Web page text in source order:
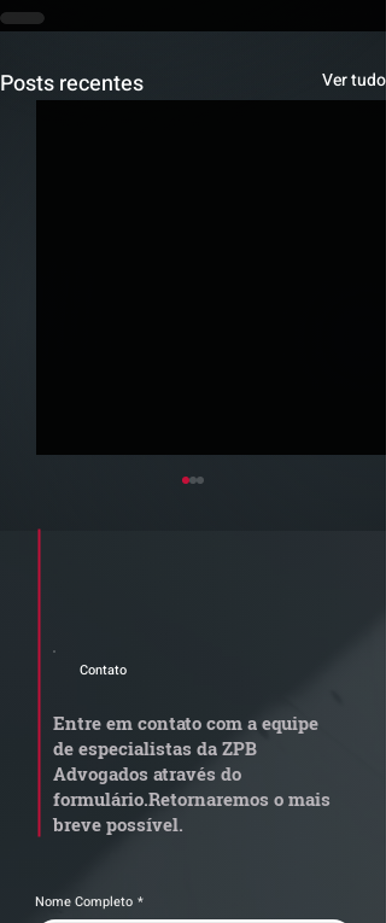
Posts recentes Ver tudo
STJ admite
por penosidade e acende
alerta para
transportadoras
Contato
Entre em contato com a equipe
de especialistas da ZPB
Advogados através do
formulário.Retornaremos o mais
breve possível.
Nome Completo *